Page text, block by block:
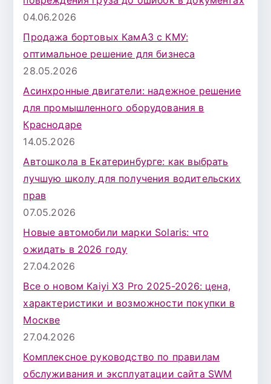
04.06.2026
Продажа бортовых КамАЗ с КМУ:
оптимальное решение для бизнеса
28.05.2026
Асинхронные двигатели: надежное решение
для промышленного оборудования в
Краснодаре
14.05.2026
Автошкола в Екатеринбурге: как выбрать
лучшую школу для получения водительских
прав
07.05.2026
Новые автомобили марки Solaris: что
ожидать в 2026 году
27.04.2026
Все о новом Kaiyi X3 Pro 2025-2026: цена,
характеристики и возможности покупки в
Москве
27.04.2026
Комплексное руководство по правилам
обслуживания и эксплуатации сайта SWM